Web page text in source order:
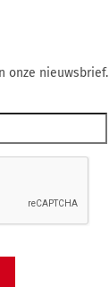
onze nieuwsbrief.